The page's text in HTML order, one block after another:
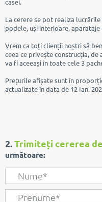
casei.
La cerere se pot realiza
podele, uşi interioare,
Vrem ca toți clienții noștri să
ceea ce privește construcția,
va fi aceeași în toate cele 3
Prețurile afișate sunt în
actualizate în data de 12 Ian.
2.Trimiteți cererea
următoare: